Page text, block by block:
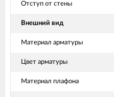
Отступ от стены
Внешний вид
Материал арматуры
Цвет арматуры
Материал плафона